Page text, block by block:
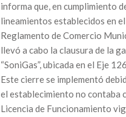
informa que, en cumplimiento
lineamientos establecidos en el
Reglamento de Comercio
llevó a cabo la clausura de la
“SoniGas”, ubicada en el Eje
Este cierre se implementó
el establecimiento no contaba
Licencia de Funcionamiento